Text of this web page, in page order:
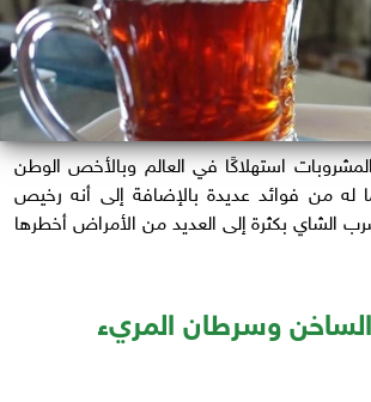
استهلاكًا في العالم وبالأخص الوطن
له من فوائد عديدة بالإضافة إلى أنه رخيص
الشاي بكثرة إلى العديد من الأمراض أخطرها
وسرطان المريء